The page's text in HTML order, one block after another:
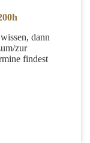
dann
zur
findest